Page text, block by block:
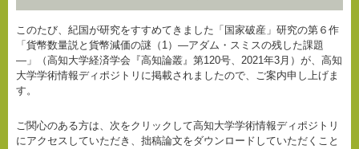
このたび、紀国が研究をすすめてきました「国家破産」研究の第６作
「貨幣数量説と貨幣減価の謎（1）―アダム・スミスの残した課題
―」（高知大学経済学会『高知論叢』第120号、2021年3月）が、高知
大学学術情報ディポジトリに掲載されましたので、ご案内申し上げま
す。
ご関心のある方は、次をクリックして高知大学学術情報ディポジトリ
にアクセスしていただき、拙稿論文をダウンロードしていただくこと